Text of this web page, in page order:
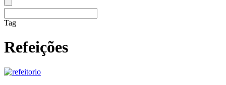
Tag
Refeições